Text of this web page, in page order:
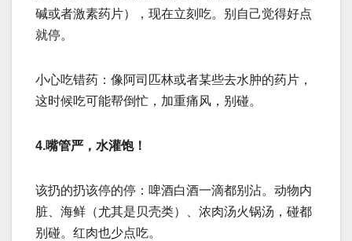
碱或者激素药片），现在立刻吃。别自己觉得好点
就停。
小心吃错药：像阿司匹林或者某些去水肿的药片，
这时候吃可能帮倒忙，加重痛风，别碰。
4.嘴管严，水灌饱！
该扔的扔该停的停：啤酒白酒一滴都别沾。动物内
脏、海鲜（尤其是贝壳类）、浓肉汤火锅汤，碰都
别碰。红肉也少点吃。